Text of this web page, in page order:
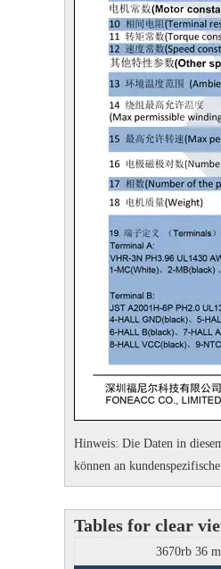
Hinweis: Die Daten in
können an
Tables for clear
3670rb 36